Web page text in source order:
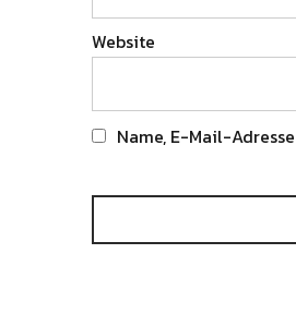
Website
Name, E-Mail-